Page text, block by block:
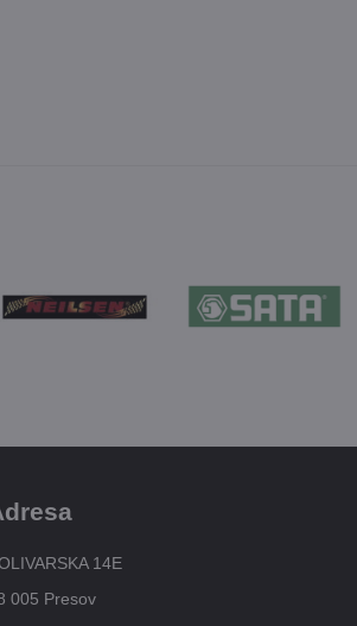
14E
005 Presov